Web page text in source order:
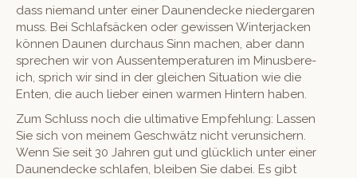
dass nie­mand unter ein­er Daunen­decke nieder­garen
muss. Bei Schlaf­säck­en oder gewis­sen Win­ter­jack­en
kön­nen Daunen dur­chaus Sinn machen, aber dann
sprechen wir von Aussen­tem­per­a­turen im Minus­bere­
ich, sprich wir sind in der gle­ichen Sit­u­a­tion wie die
Enten, die auch lieber einen war­men Hin­tern haben.
Zum Schluss noch die ulti­ma­tive Empfehlung: Lassen
Sie sich von meinem Geschwätz nicht verun­sich­ern.
Wenn Sie seit 30 Jahren gut und glück­lich unter ein­er
Daunen­decke schlafen, bleiben Sie dabei. Es gibt